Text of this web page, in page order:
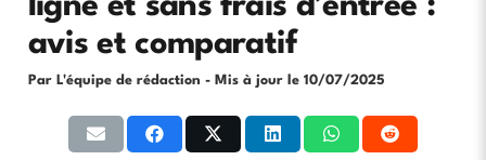
ligne et sans frais d’entrée :
avis et comparatif
Par L'équipe de rédaction - Mis à jour le 10/07/2025